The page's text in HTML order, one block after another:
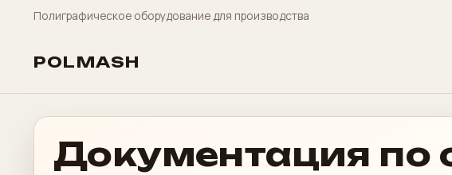
Полиграфическое оборудование для производства
POLMASH
Документация по